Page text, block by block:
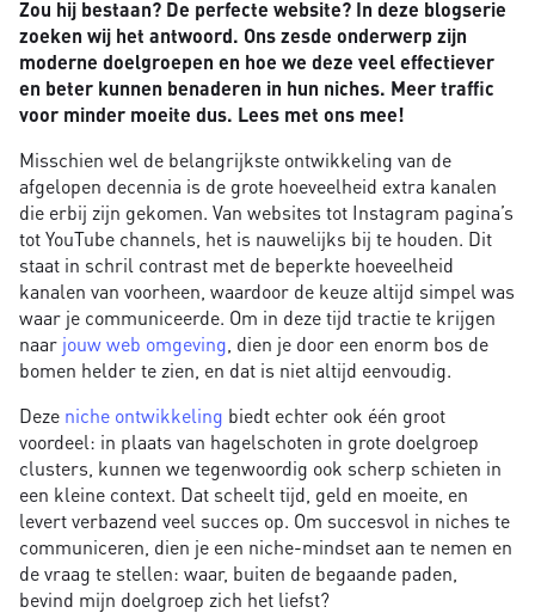
Zou hij bestaan? De perfecte website? In deze blogserie
zoeken wij het antwoord. Ons zesde onderwerp zijn
moderne doelgroepen en hoe we deze veel effectiever
en beter kunnen benaderen in hun niches. Meer traffic
voor minder moeite dus. Lees met ons mee!
Misschien wel de belangrijkste ontwikkeling van de
afgelopen decennia is de grote hoeveelheid extra kanalen
die erbij zijn gekomen. Van websites tot Instagram pagina’s
tot YouTube channels, het is nauwelijks bij te houden. Dit
staat in schril contrast met de beperkte hoeveelheid
kanalen van voorheen, waardoor de keuze altijd simpel was
waar je communiceerde. Om in deze tijd tractie te krijgen
naar jouw web omgeving , dien je door een enorm bos de
bomen helder te zien, en dat is niet altijd eenvoudig.
Deze niche ontwikkeling biedt echter ook één groot
voordeel: in plaats van hagelschoten in grote doelgroep
clusters, kunnen we tegenwoordig ook scherp schieten in
een kleine context. Dat scheelt tijd, geld en moeite, en
levert verbazend veel succes op. Om succesvol in niches te
communiceren, dien je een niche-mindset aan te nemen en
de vraag te stellen: waar, buiten de begaande paden,
bevind mijn doelgroep zich het liefst?